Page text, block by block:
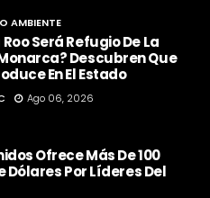
AMBIENTE
Será Refugio De La
Descubren Que
En El Estado
Ago 06, 2026
Ofrece Más De 100
Dólares Por Líderes Del